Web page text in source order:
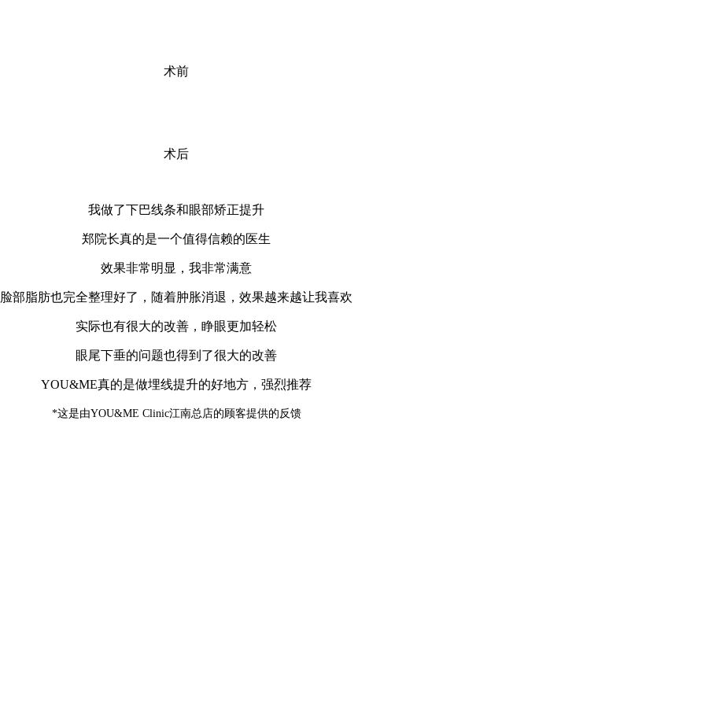
术前
术后
我做了下巴线条和眼部矫正提升
郑院长真的是一个值得信赖的医生
效果非常明显，我非常满意
脸部脂肪也完全整理好了，随着肿胀消退，效果越来越让我喜欢
实际也有很大的改善，睁眼更加轻松
眼尾下垂的问题也得到了很大的改善
YOU&ME真的是做埋线提升的好地方，强烈推荐
*这是由YOU&ME Clinic江南总店的顾客提供的反馈